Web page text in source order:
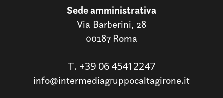
Sede amministrativa
Via Barberini, 28
00187 Roma
T. +39 06 45412247
info@intermediagruppocaltagirone.it